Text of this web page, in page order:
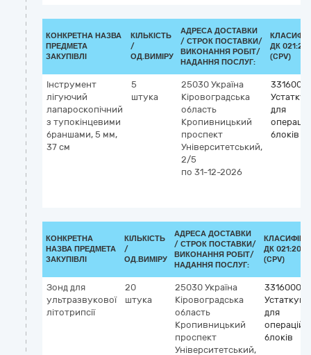
КОНКРЕТНА НАЗВА
ПРЕДМЕТА
ЗАКУПІВЛІ
КІЛЬКІСТЬ
/
ОД.ВИМІРУ
АДРЕСА ДОСТАВКИ
/ СТРОК ПОСТАВКИ/
ВИКОНАННЯ РОБІТ/
НАДАННЯ ПОСЛУГ:
ДК
(CPV)
Інструмент
лігуючий
лапароскопічний
з тупокінцевими
браншами, 5 мм,
37 см
5
штука
25030 Україна
Кіровоградська
область
Кропивницький
проспект
Університетський,
2/5
по 31-12-2026
для
блоків
КОНКРЕТНА
НАЗВА ПРЕДМЕТА
ЗАКУПІВЛІ
КІЛЬКІСТЬ
/
ОД.ВИМІРУ
АДРЕСА ДОСТАВКИ
/ СТРОК ПОСТАВКИ/
ВИКОНАННЯ РОБІТ/
НАДАННЯ ПОСЛУГ:
ДК 021:2015
(CPV)
Зонд для
ультразвукової
літотрипсії
20
штука
25030 Україна
Кіровоградська
область
Кропивницький
проспект
Університетський,
для
блоків